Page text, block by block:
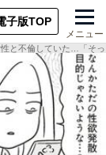
子版TOP
メニュー
と不倫していた…「そ